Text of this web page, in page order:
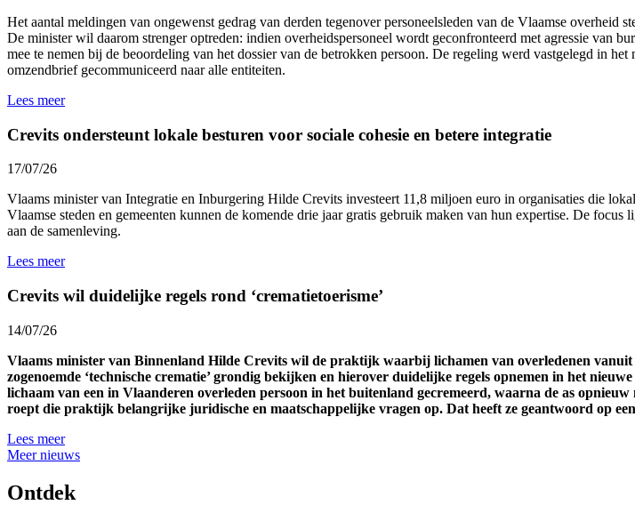
Het aantal meldingen van ongewenst gedrag van derden tegenover personeelsleden van de Vlaamse overheid
De minister wil daarom strenger optreden: indien overheidspersoneel wordt geconfronteerd met agressie van
mee te nemen bij de beoordeling van het dossier van de betrokken persoon. De regeling werd vastgelegd in
omzendbrief gecommuniceerd naar alle entiteiten.
Lees meer
Crevits ondersteunt lokale besturen voor sociale cohesie en betere integratie
17/07/26
Vlaams minister van Integratie en Inburgering Hilde Crevits investeert 11,8 miljoen euro in organisaties die
Vlaamse steden en gemeenten kunnen de komende drie jaar gratis gebruik maken van hun expertise. De
aan de samenleving.
Lees meer
Crevits wil duidelijke regels rond ‘crematietoerisme’
14/07/26
Vlaams minister van Binnenland Hilde Crevits wil de praktijk waarbij lichamen van overledenen
zogenoemde ‘technische crematie’ grondig bekijken en hierover duidelijke regels opnemen in het
lichaam van een in Vlaanderen overleden persoon in het buitenland gecremeerd, waarna de as
roept die praktijk belangrijke juridische en maatschappelijke vragen op. Dat heeft ze geantwoord op
Lees meer
Meer nieuws
Ontdek